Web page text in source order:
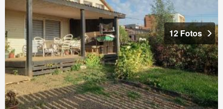
12 Fotos